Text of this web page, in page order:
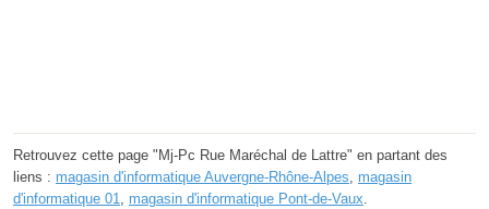
Retrouvez cette page "Mj-Pc Rue Maréchal de Lattre" en partant des
liens : magasin d'informatique Auvergne-Rhône-Alpes, magasin
d'informatique 01, magasin d'informatique Pont-de-Vaux.